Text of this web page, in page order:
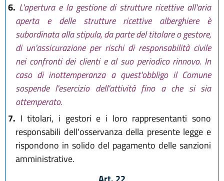
6. L'apertura e la gestione di strutture ricettive all'aria
aperta e delle strutture ricettive alberghiere è
subordinata alla stipula, da parte del titolare o gestore,
di un'assicurazione per rischi di responsabilità civile
nei confronti dei clienti e al suo periodico rinnovo. In
caso di inottemperanza a quest'obbligo il Comune
sospende l'esercizio dell'attività fino a che si sia
ottemperato.
7. I titolari, i gestori e i loro rappresentanti sono
responsabili dell'osservanza della presente legge e
rispondono in solido del pagamento delle sanzioni
amministrative.